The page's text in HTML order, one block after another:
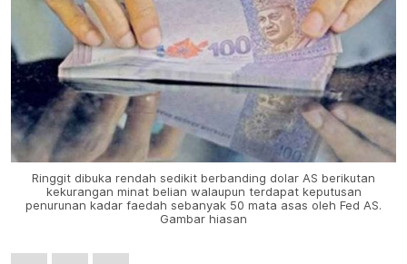
Ringgit dibuka rendah sedikit berbanding dolar AS berikutan
kekurangan minat belian walaupun terdapat keputusan
penurunan kadar faedah sebanyak 50 mata asas oleh Fed AS.
Gambar hiasan